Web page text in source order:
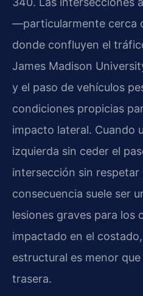
—particularmente cerca
donde confluyen el
James Madison
y el paso de vehículos
condiciones propicias
impacto lateral. Cuando
izquierda sin ceder el
intersección sin respetar
consecuencia suele ser
lesiones graves para los
impactado en el
estructural es menor
trasera.